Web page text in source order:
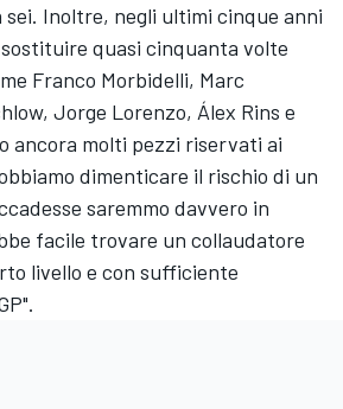
Inoltre, negli ultimi cinque anni
quasi cinquanta volte
Franco Morbidelli, Marc
Jorge Lorenzo, Álex Rins e
ancora molti pezzi riservati ai
dimenticare il rischio di un
saremmo davvero in
facile trovare un collaudatore
livello e con sufficiente